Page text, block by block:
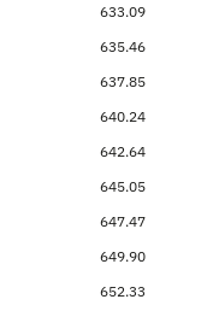
633.09
635.46
637.85
640.24
642.64
645.05
647.47
649.90
652.33